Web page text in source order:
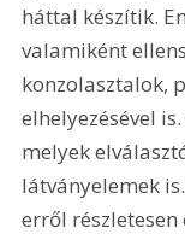
háttal készítik.
valamiként
konzolasztalok,
elhelyezésével
melyek
látványelemek
erről részletesen